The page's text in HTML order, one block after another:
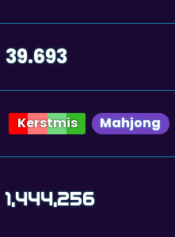
39.693
Kerstmis Mahjong
1,444,256